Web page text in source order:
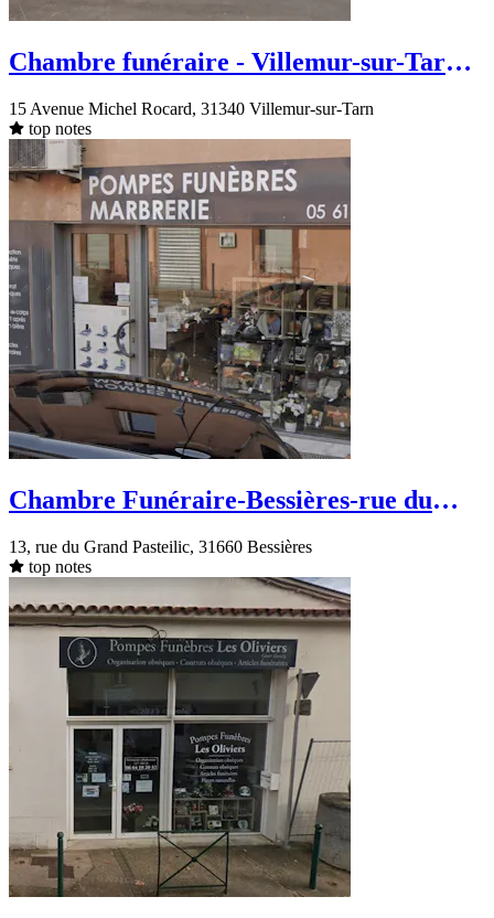
Chambre funéraire - Villemur-sur-Tarn -
15 Avenue Michel Rocard, 31340 Villemur-sur-Tarn
top notes
Chambre Funéraire-Bessières-rue du
13, rue du Grand Pasteilic, 31660 Bessières
top notes